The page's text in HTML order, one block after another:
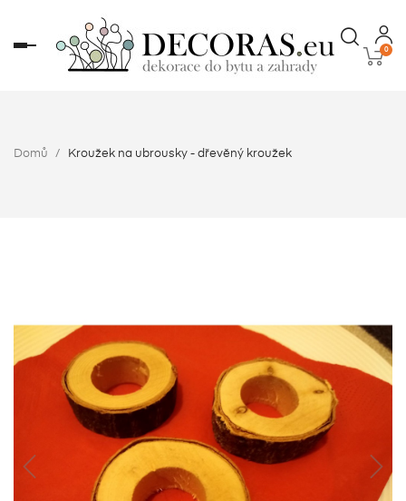
Toggle
navigation
0
Domů Kroužek na ubrousky - dřevěný kroužek